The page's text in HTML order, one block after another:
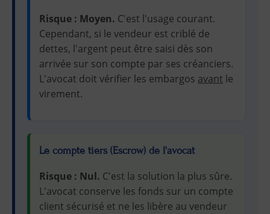
Risque : Moyen. C'est l'usage courant.
Cependant, si le vendeur est criblé de
dettes, l'argent peut être saisi dès son
arrivée sur son compte par ses créanciers.
L'avocat doit vérifier les embargos avant le
virement.
Le compte tiers (Escrow) de l'avocat
Risque : Nul. C'est la solution la plus sûre.
L'avocat conserve les fonds sur un compte
client sécurisé et ne les libère au vendeur